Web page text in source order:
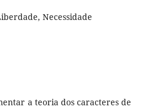
Necessidade
a teoria dos caracteres de